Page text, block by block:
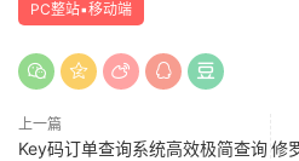
PC整站▪移动端
上一篇
Key码订单查询系统高效极简查询修